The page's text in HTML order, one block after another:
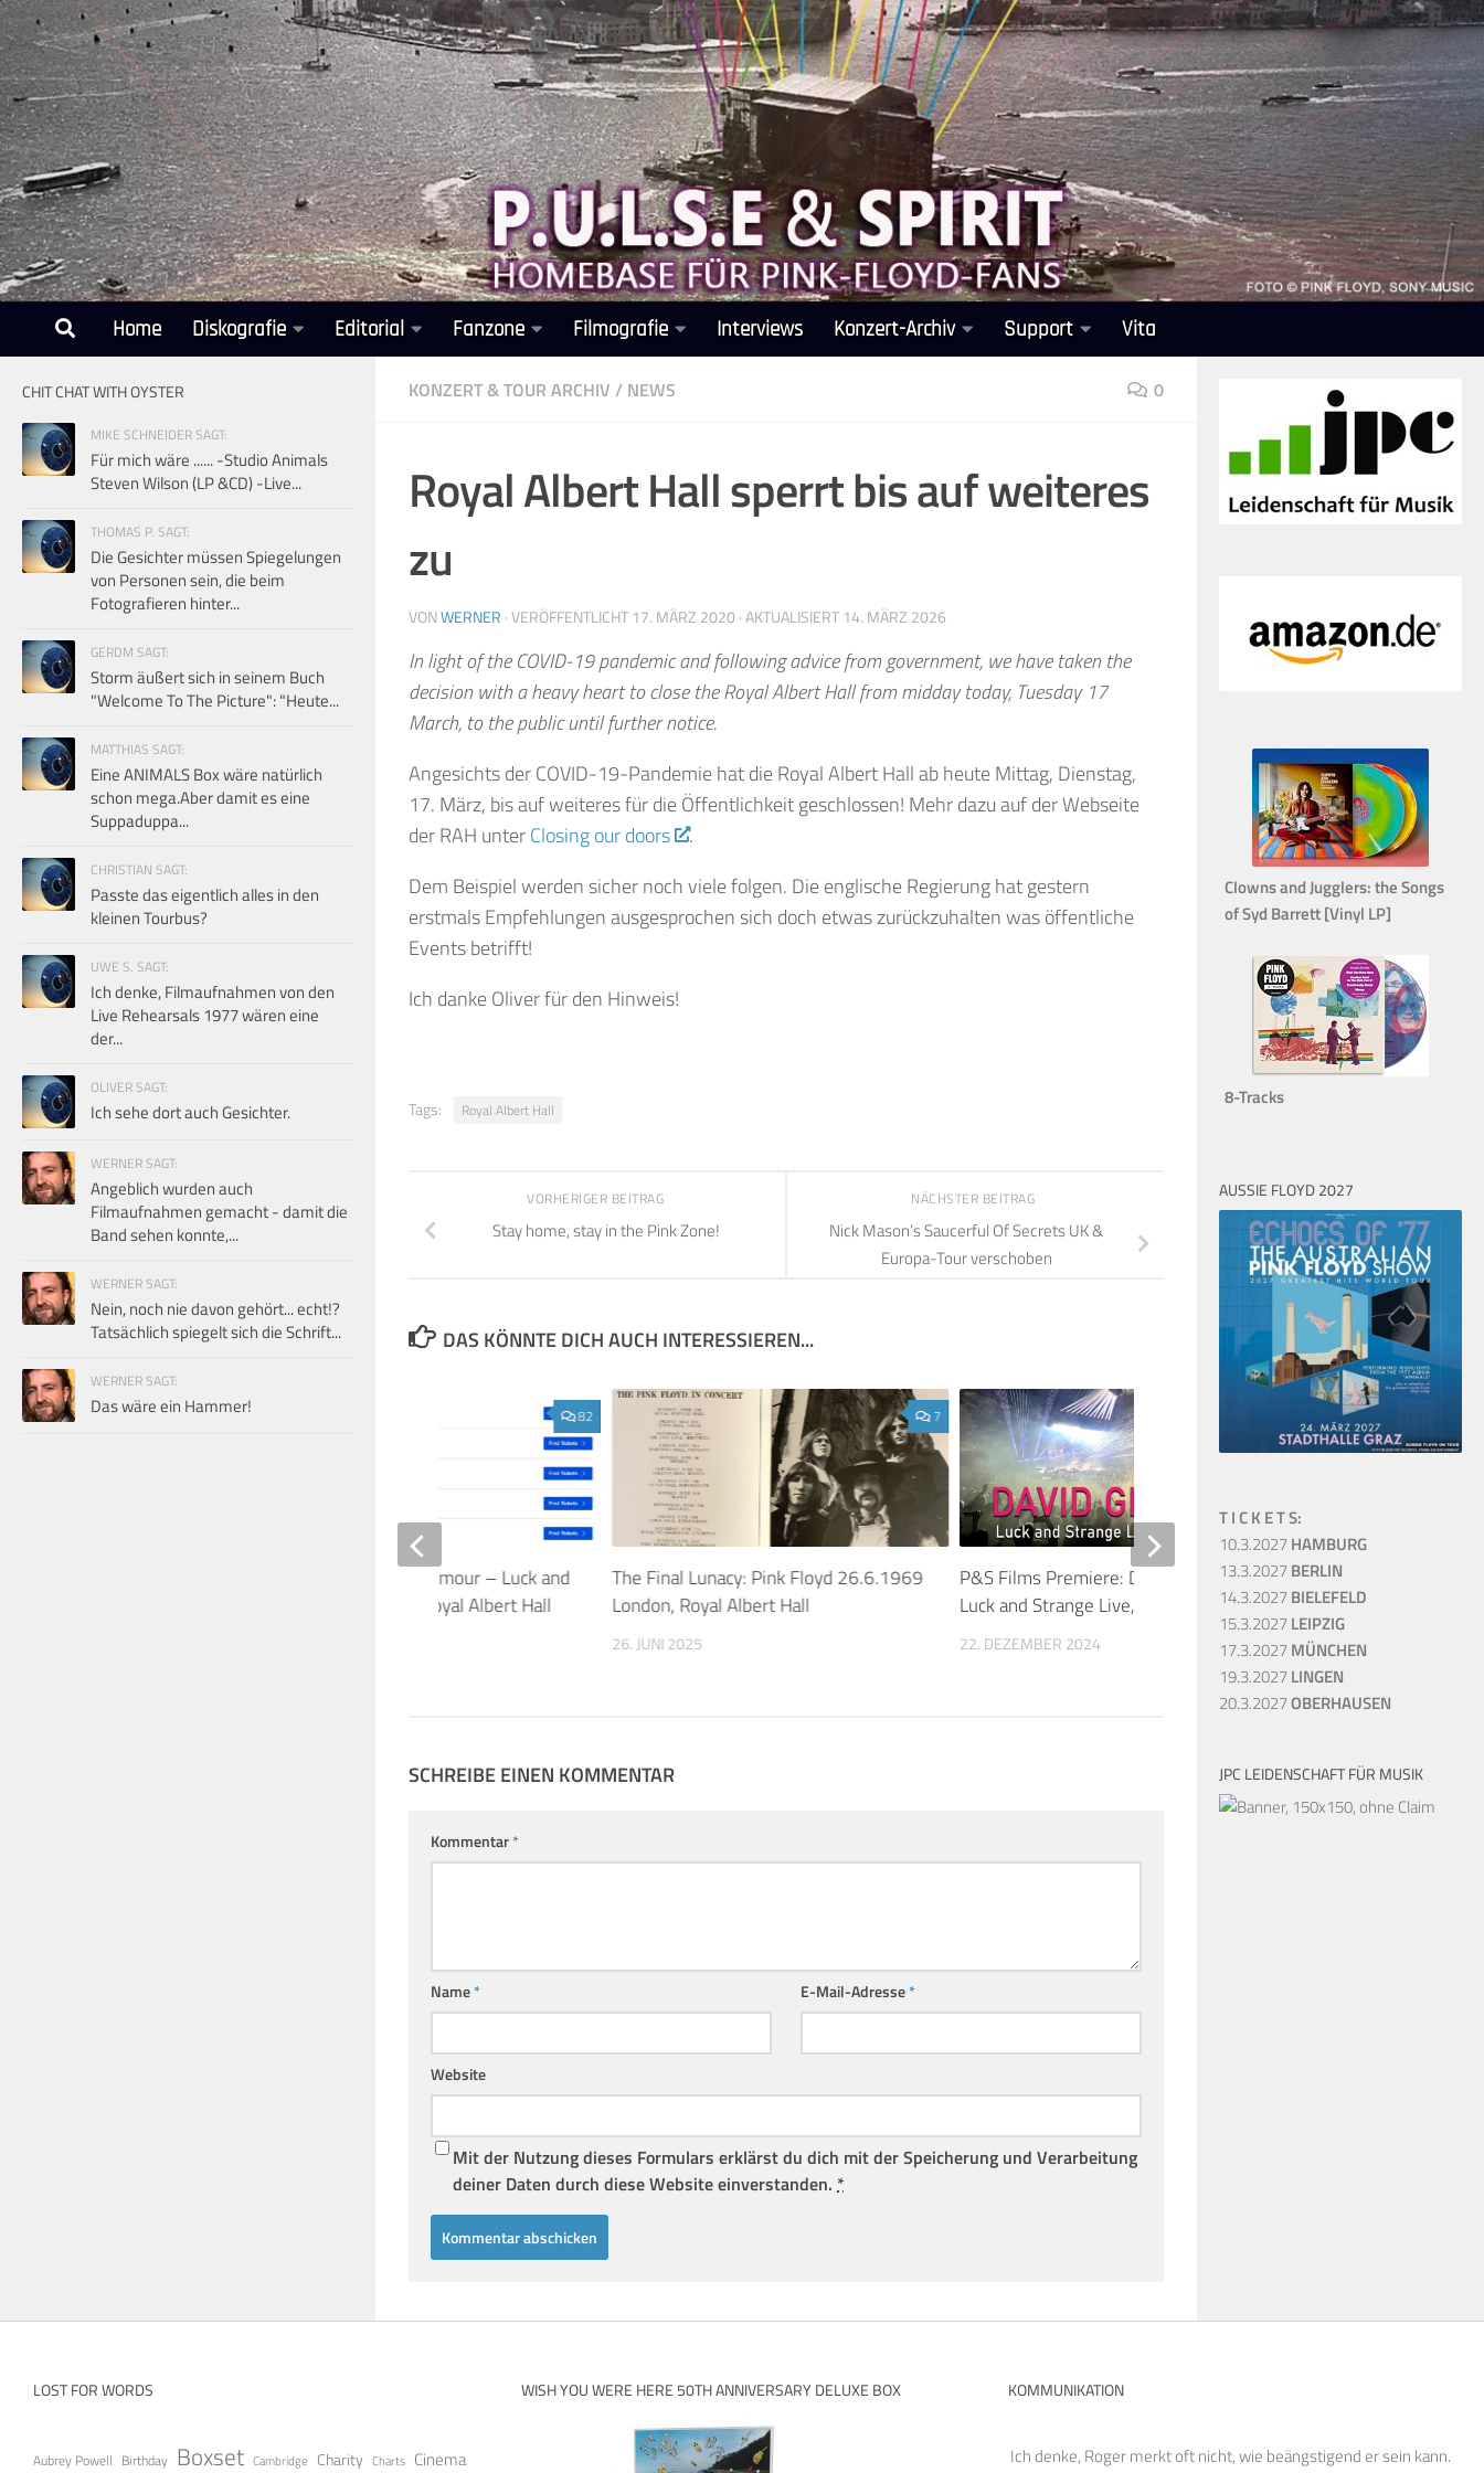
Unter dem Inhalt
Home Diskografie Editorial Fanzone Filmografie Interviews Konzert-Archiv Support Vita
KONZERT & TOUR ARCHIV / NEWS 0
Royal Albert Hall sperrt bis auf weiteres
zu
VONWERNER · VERÖFFENTLICHT 17. MÄRZ 2020 · AKTUALISIERT 14. MÄRZ 2026
In light of theCOVID-19 pandemic and following advice from government, we have taken the
decision with a heavy heart to close the Royal Albert Hall from midday today, Tuesday 17
March, to the public until further notice.
Angesichts der COVID-19-Pandemie hat die Royal Albert Hall ab heute Mittag, Dienstag,
17. März, bis auf weiteres für die Öffentlichkeit geschlossen! Mehr dazu auf der Webseite
der RAH unterClosing our doors
.
Dem Beispiel werden sicher noch viele folgen. Die englische Regierung hat gestern
erstmals Empfehlungen ausgesprochen sich doch etwas zurückzuhalten was öffentliche
Events betrifft!
Ich danke Oliver für den Hinweis!
Tags: Royal Albert Hall
NÄCHSTER BEITRAG
Nick Mason’s Saucerful Of Secrets UK &
Europa-Tour verschoben
VORHERIGER BEITRAG
Stay home, stay in the Pink Zone!
DAS KÖNNTE DICH AUCH INTERESSIEREN...
7
The Final Lunacy: Pink Floyd 26.6.1969
London, Royal Albert Hall
26. JUNI 2025
P&S Films Premiere: David Gilmour –
Luck and Strange Live, London 2024
22. DEZEMBER 2024
David Gilmour
Royal Albert Hall
25. SEPTEMBER 2024
82
Fan-Presale: David Gilmour – Luck and
Strange Live 2024, Royal Albert Hall
SCHREIBE EINEN KOMMENTAR
Kommentar*
Name* E-Mail-Adresse*
Website
Mit der Nutzung dieses Formulars erklärst du dich mit der Speicherung und Verarbeitung
deiner Daten durch diese Website einverstanden. *
CHIT CHAT WITH OYSTER
MIKE SCHNEIDER SAGT:
Für mich wäre ...... -Studio Animals
Steven Wilson (LP &CD) -Live...
THOMAS P. SAGT:
Die Gesichter müssen Spiegelungen
von Personen sein, die beim
Fotografieren hinter...
GERDM SAGT:
Storm äußert sich in seinem Buch
"Welcome To The Picture": "Heute...
MATTHIAS SAGT:
Eine ANIMALS Box wäre natürlich
schon mega.Aber damit es eine
Suppaduppa...
CHRISTIAN SAGT:
Passte das eigentlich alles in den
kleinen Tourbus?
UWE S. SAGT:
Ich denke, Filmaufnahmen von den
Live Rehearsals 1977 wären eine
der...
OLIVER SAGT:
Ich sehe dort auch Gesichter.
WERNER SAGT:
Angeblich wurden auch
Filmaufnahmen gemacht - damit die
Band sehen konnte,...
WERNER SAGT:
Nein, noch nie davon gehört... echt!?
Tatsächlich spiegelt sich die Schrift...
WERNER SAGT:
Das wäre ein Hammer!
Clowns and Jugglers: the Songs
of Syd Barrett [Vinyl LP]
8-Tracks
AUSSIE FLOYD 2027
T I C K E T S:
10.3.2027HAMBURG
13.3.2027BERLIN
14.3.2027BIELEFELD
15.3.2027LEIPZIG
17.3.2027MÜNCHEN
19.3.2027LINGEN
20.3.2027OBERHAUSEN
JPC LEIDENSCHAFT FÜR MUSIK
LOST FOR WORDS
Aubrey Powell Birthday Boxset Cambridge Charity Charts Cinema
WISH YOU WERE HERE 50TH ANNIVERSARY DELUXE BOX KOMMUNIKATION
Ich denke, Roger merkt oft nicht, wie beängstigend er sein kann.